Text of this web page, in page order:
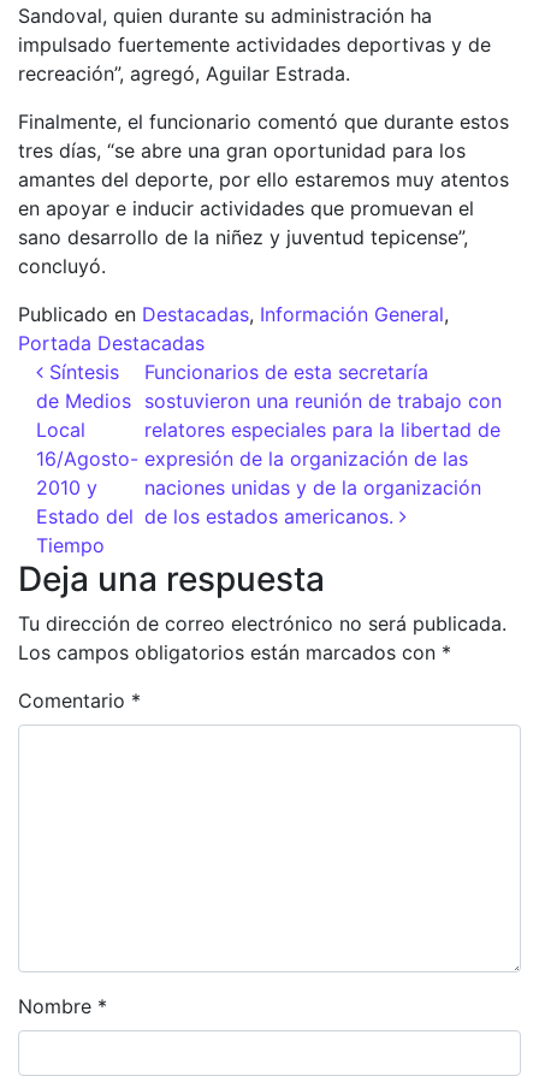
Sandoval, quien durante su administración ha
impulsado fuertemente actividades deportivas y de
recreación”, agregó, Aguilar Estrada.
Finalmente, el funcionario comentó que durante estos
tres días, “se abre una gran oportunidad para los
amantes del deporte, por ello estaremos muy atentos
en apoyar e inducir actividades que promuevan el
sano desarrollo de la niñez y juventud tepicense”,
concluyó.
Publicado en Destacadas, Información General,
Portada Destacadas
Navegación de entradas
Síntesis
de Medios
Local
16/Agosto-
2010 y
Estado del
Tiempo
Funcionarios de esta secretaría
sostuvieron una reunión de trabajo con
relatores especiales para la libertad de
expresión de la organización de las
naciones unidas y de la organización
de los estados americanos.
Deja una respuesta
Tu dirección de correo electrónico no será publicada.
Los campos obligatorios están marcados con *
Comentario *
Nombre *